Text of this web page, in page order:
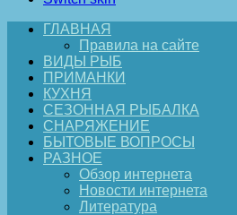
ГЛАВНАЯ
Правила на сайте
ВИДЫ РЫБ
ПРИМАНКИ
КУХНЯ
СЕЗОННАЯ РЫБАЛКА
СНАРЯЖЕНИЕ
БЫТОВЫЕ ВОПРОСЫ
РАЗНОЕ
Обзор интернета
Новости интернета
Литература